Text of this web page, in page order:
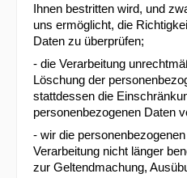
Ihnen bestritten wird, und
uns ermöglicht, die
Daten zu überprüfen;
- die Verarbeitung
Löschung der
stattdessen die
personenbezogenen Daten
- wir die
Verarbeitung nicht länger
zur Geltendmachung,